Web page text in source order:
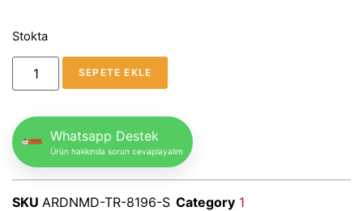
Stokta
SEPETE EKLE
Whatsapp Destek
Ürün hakkında sorun cevaplayalım
SKU ARDNMD-TR-8196-S Category 1